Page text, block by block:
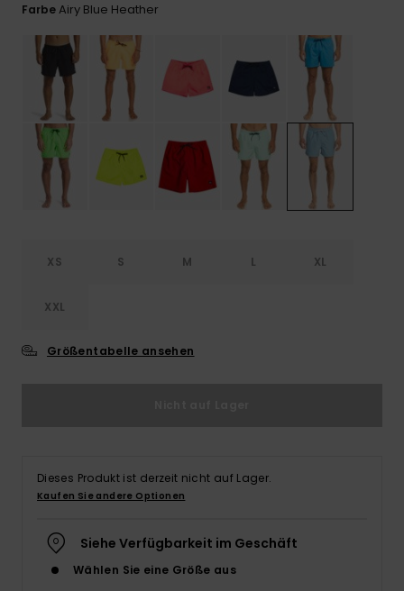
FarbeAiry Blue Heather
XS S M L XL
XXL
Größentabelle ansehen
Dieses Produkt ist derzeit nicht auf Lager.
Kaufen Sie andere Optionen
Siehe Verfügbarkeit im Geschäft
Wählen Sie eine Größe aus